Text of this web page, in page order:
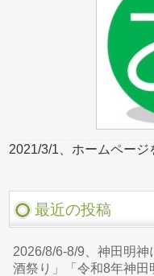
2021/3/1、ホームページ
最近の投稿
2026/8/6-8/9、神田明
酒祭り」「令和8年神田